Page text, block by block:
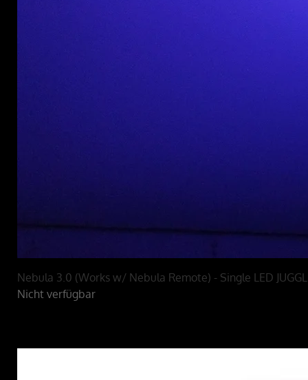
Nebula 3.0 (Works w/ Nebula Remote) - Single LED
Nicht verfügbar